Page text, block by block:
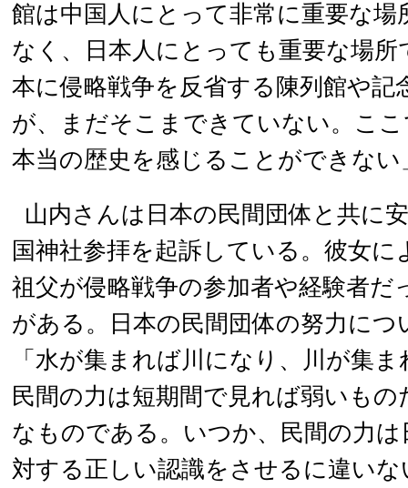
館は中国人にとって非常に重要な場
なく、日本人にとっても重要な場所
本に侵略戦争を反省する陳列館や記
が、まだそこまできていない。こ
本当の歴史を感じることができない
山内さんは日本の民間団体と共に
国神社参拝を起訴している。彼女に
祖父が侵略戦争の参加者や経験者だ
がある。日本の民間団体の努力につ
「水が集まれば川になり、川が集
民間の力は短期間で見れば弱いもの
なものである。いつか、民間の力は
対する正しい認識をさせるに違い